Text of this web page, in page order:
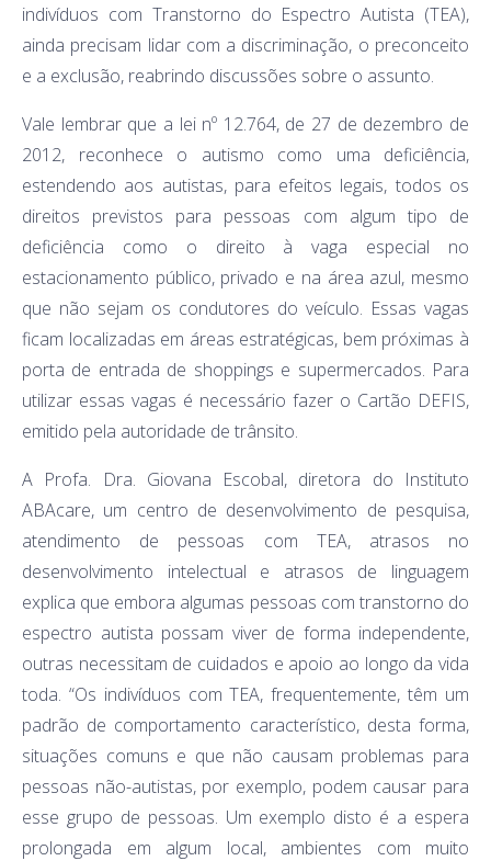
indivíduos com Transtorno do Espectro Autista (TEA),
ainda precisam lidar com a discriminação, o preconceito
e a exclusão, reabrindo discussões sobre o assunto.
Vale lembrar que a lei nº 12.764, de 27 de dezembro de
2012, reconhece o autismo como uma deficiência,
estendendo aos autistas, para efeitos legais, todos os
direitos previstos para pessoas com algum tipo de
deficiência como o direito à vaga especial no
estacionamento público, privado e na área azul, mesmo
que não sejam os condutores do veículo. Essas vagas
ficam localizadas em áreas estratégicas, bem próximas à
porta de entrada de shoppings e supermercados. Para
utilizar essas vagas é necessário fazer o Cartão DEFIS,
emitido pela autoridade de trânsito.
A Profa. Dra. Giovana Escobal, diretora do Instituto
ABAcare, um centro de desenvolvimento de pesquisa,
atendimento de pessoas com TEA, atrasos no
desenvolvimento intelectual e atrasos de linguagem
explica que embora algumas pessoas com transtorno do
espectro autista possam viver de forma independente,
outras necessitam de cuidados e apoio ao longo da vida
toda. “Os indivíduos com TEA, frequentemente, têm um
padrão de comportamento característico, desta forma,
situações comuns e que não causam problemas para
pessoas não-autistas, por exemplo, podem causar para
esse grupo de pessoas. Um exemplo disto é a espera
prolongada em algum local, ambientes com muito